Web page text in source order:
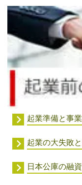
起業準備と事
起業の大失敗
日本公庫の融